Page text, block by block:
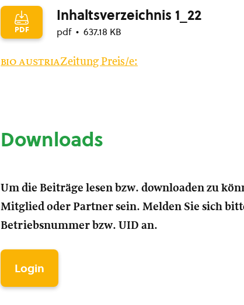
PDF
Inhaltsverzeichnis 1_22
pdf 637.18 KB
bio austriaZeitung Preis/e:
Downloads
Um die Beiträge lesen bzw. downloaden zu
Mitglied oder Partner sein. Melden Sie sich
Betriebsnummer bzw. UID an.
Login